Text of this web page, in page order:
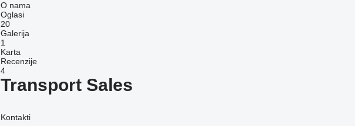
O nama
Oglasi
20
Galerija
1
Karta
Recenzije
4
Transport Sales
Kontakti